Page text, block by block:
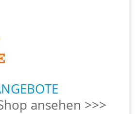
ansehen >>>